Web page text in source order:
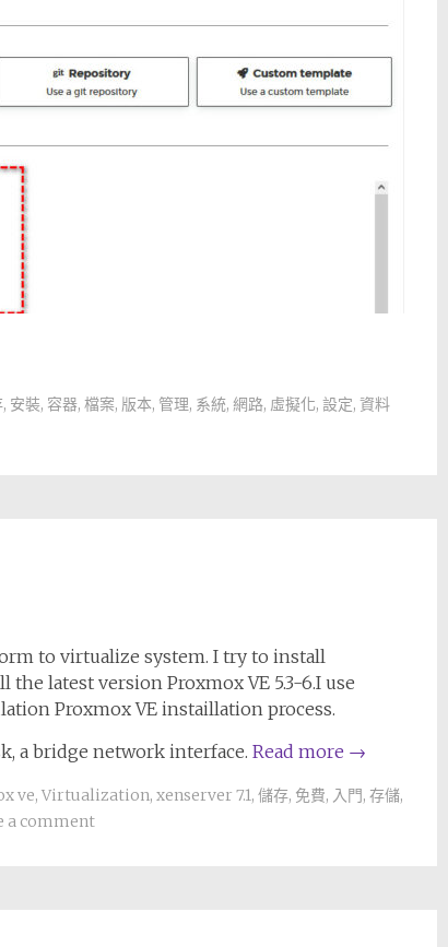
, 安裝, 容器, 檔案, 版本, 管理, 系統, 網路, 虛擬化, 設定, 資料
to virtualize system. I try to install
latest version Proxmox VE 5.3-6.I use
Proxmox VE instaillation process.
a bridge network interface. Read more →
ve, Virtualization, xenserver 7.1, 儲存, 免費, 入門, 存儲,
a comment